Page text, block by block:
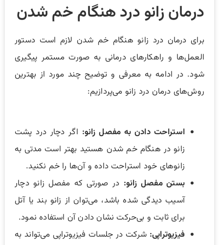
درمان زانو درد هنگام خم شدن
برای درمان درد زانو هنگام خم شدن لازم است دستور
العمل‌ها و راهکارهای درمانی به صورت مستمر پیگیری
شود. در ادامه به معرفی و توضیح چند مورد از بهترین
روش‌های درمان درد زانو می‌پردازیم:
استراحت دادن به مفصل زانو: اگر دچار درد پشت
زانو در هنگام خم شدن هستید بهتر است مدتی به
زانوهای خود استراحت داده و آن‌ها را خم نکنید.
بستن مفصل زانو: در صورتی که مفصل زانو دچار
آسیب دیدگی شده باشد، می‌توان از زانو بند یا آتل
برای ثابت و بی‌حرکت نشان دادن آن استفاده نمود.
فیزیوتراپی: شرکت در جلسات فیزیوتراپی می‌تواند به